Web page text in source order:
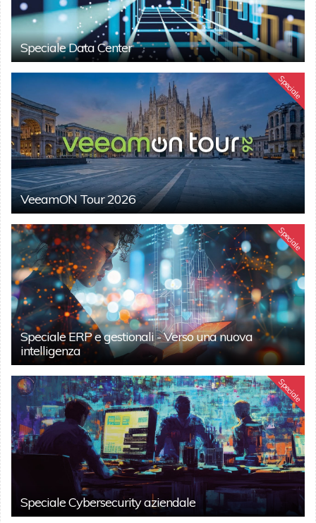
Speciale Data Center
Speciale
VeeamON Tour 2026
Speciale
Speciale ERP e gestionali - Verso una nuova
intelligenza
Speciale
Speciale Cybersecurity aziendale